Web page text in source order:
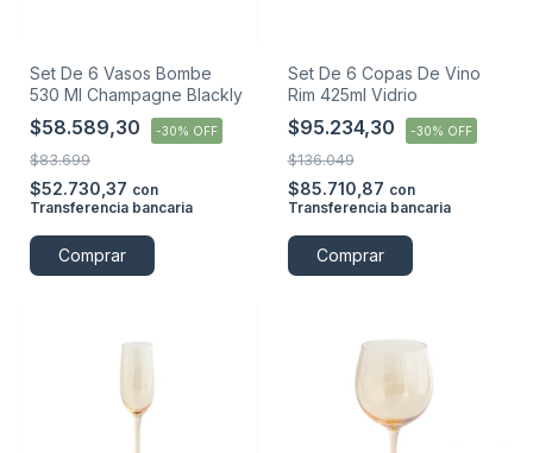
Set De 6 Vasos Bombe
530 Ml Champagne Blackly
$58.589,30 -30% OFF
$83.699
$52.730,37 con
Transferencia bancaria
Comprar
Set De 6 Copas De Vino
Rim 425ml Vidrio
$95.234,30 -30% OFF
$136.049
$85.710,87 con
Transferencia bancaria
Comprar